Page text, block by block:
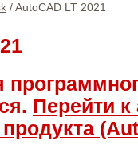
/ AutoCAD LT 2021
Перейти к